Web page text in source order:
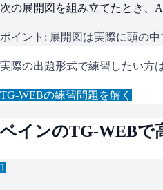
次の展開図を組み立てたとき、
ポイント: 展開図は実際に頭の
実際の出題形式で練習したい方
TG-WEBの練習問題を解く
ベインのTG-WEBで
1